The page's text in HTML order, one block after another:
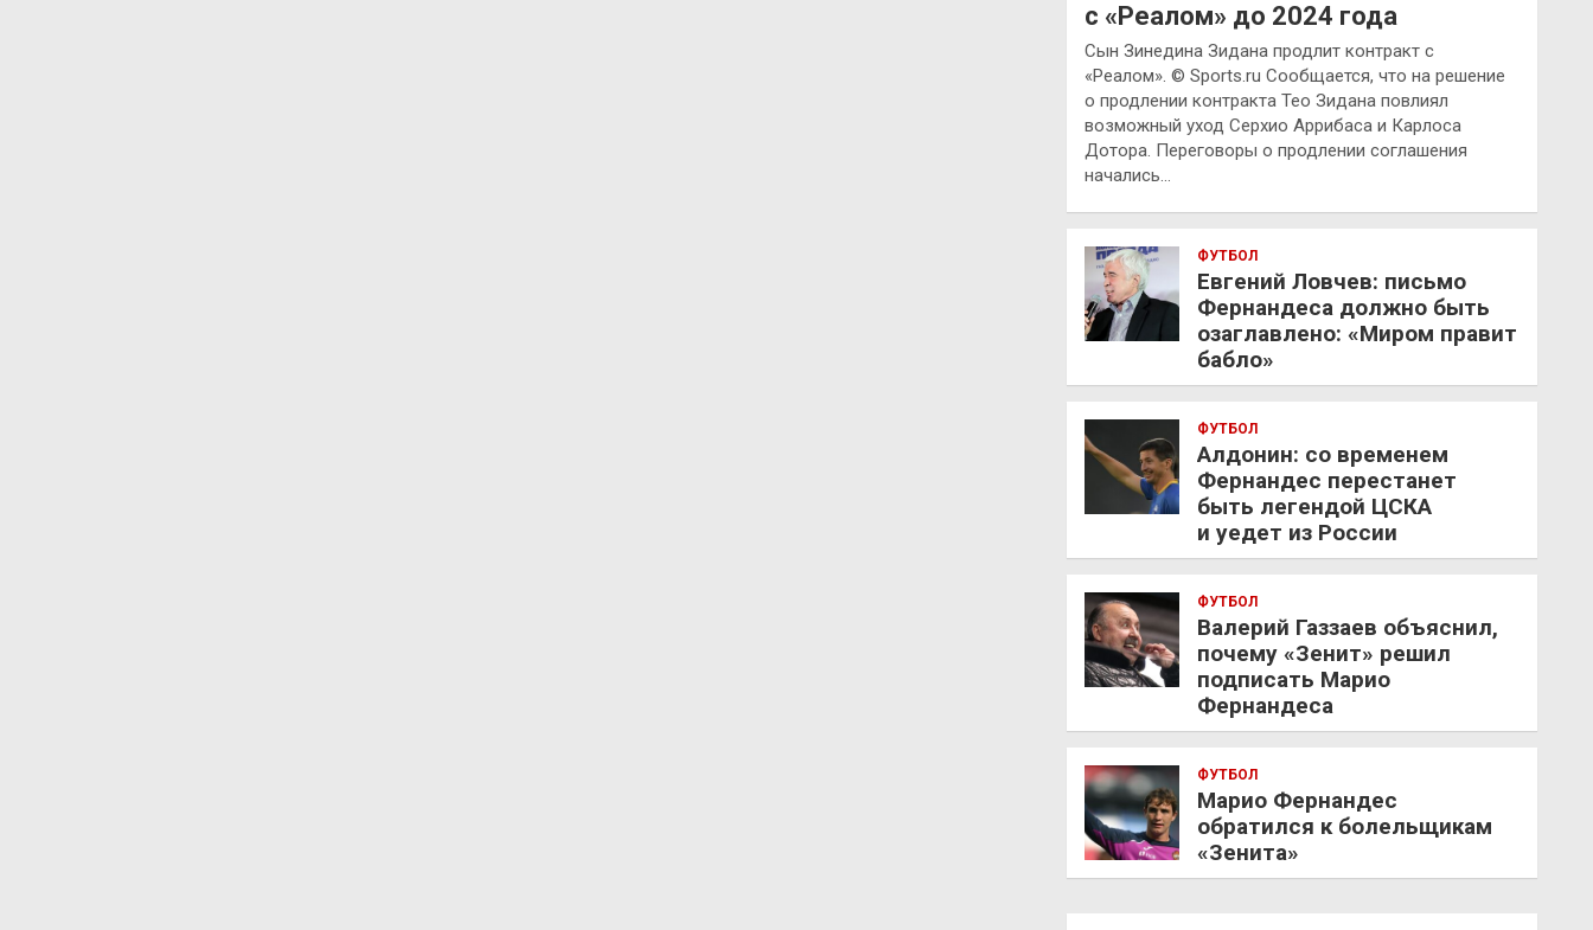
с «Реалом» до 2024 года
Сын Зинедина Зидана продлит контракт с
«Реалом». © Sports.ru Сообщается, что на решение
о продлении контракта Тео Зидана повлиял
возможный уход Серхио Аррибаса и Карлоса
Дотора. Переговоры о продлении соглашения
начались…
ФУТБОЛ
Евгений Ловчев: письмо
Фернандеса должно быть
озаглавлено: «Миром правит
бабло»
ФУТБОЛ
Алдонин: со временем
Фернандес перестанет
быть легендой ЦСКА
и уедет из России
ФУТБОЛ
Валерий Газзаев объяснил,
почему «Зенит» решил
подписать Марио
Фернандеса
ФУТБОЛ
Марио Фернандес
обратился к болельщикам
«Зенита»